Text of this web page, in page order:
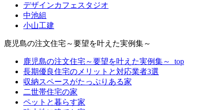
デザインカフェスタジオ
中池組
小山工建
鹿児島の注文住宅～要望を叶えた実例集～
鹿児島の注文住宅～要望を叶えた実例集～_top
長期優良住宅のメリットと対応業者3選
収納スペースがたっぷりある家
二世帯住宅の家
ペットと暮らす家